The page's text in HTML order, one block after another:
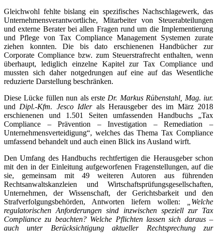
Gleichwohl fehlte bislang ein spezifisches Nachschlagewerk, das
Unternehmensverantwortliche, Mitarbeiter von Steuerabteilungen
und externe Berater bei allen Fragen rund um die Implementierung
und Pflege von Tax Compliance Management Systemen zurate
ziehen konnten. Die bis dato erschienenen Handbücher zur
Corporate Compliance bzw. zum Steuerstrafrecht enthalten, wenn
überhaupt, lediglich einzelne Kapitel zur Tax Compliance und
mussten sich daher notgedrungen auf eine auf das Wesentliche
reduzierte Darstellung beschränken.
Diese Lücke füllen nun als erste Dr. Markus Rübenstahl, Mag. iur.
und Dipl.-Kfm. Jesco Idlerals Herausgeber des im März 2018
erschienenen und 1.501 Seiten umfassenden Handbuchs „Tax
Compliance – Prävention – Investigation – Remediation –
Unternehmensverteidigung“, welches das Thema Tax Compliance
umfassend behandelt und auch einen Blick ins Ausland wirft.
Den Umfang des Handbuchs rechtfertigen die Herausgeber schon
mit den in der Einleitung aufgeworfenen Fragenstellungen, auf die
sie, gemeinsam mit 49 weiteren Autoren aus führenden
Rechtsanwaltskanzleien und Wirtschaftsprüfungsgesellschaften,
Unternehmen, der Wissenschaft, der Gerichtsbarkeit und den
Strafverfolgungsbehörden, Antworten liefern wollen:
„Welche
regulatorischen Anforderungen sind inzwischen speziell zur Tax
Compliance zu beachten? Welche Pflichten lassen sich daraus –
auch unter Berücksichtigung aktueller Rechtsprechung zur